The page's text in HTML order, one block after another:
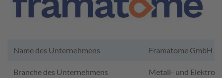
Name des Unternehmens Framatome GmbH
Branche des Unternehmens Metall- und